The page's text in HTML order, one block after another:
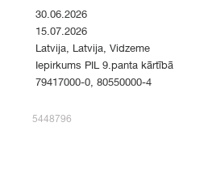
30.06.2026
15.07.2026
Latvija, Latvija, Vidzeme
Iepirkums PIL 9.panta kārtībā
79417000-0, 80550000-4
5448796